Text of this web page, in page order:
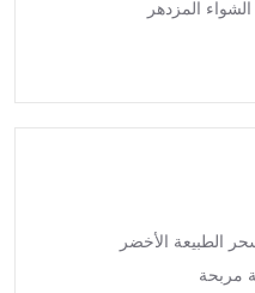
المزدهر
الطبيعة الأخضر
مربحة